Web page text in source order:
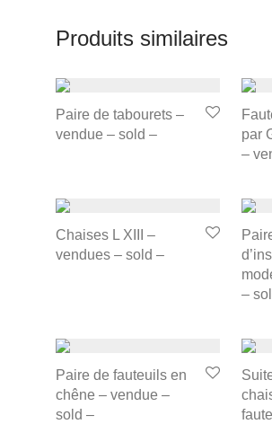
Produits similaires
Paire de tabourets –
vendue – sold –
par
–
Chaises L XIII –
vendues – sold –
–
Paire de fauteuils en
chêne – vendue –
sold –